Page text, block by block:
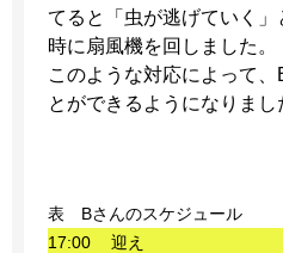
てると「虫が逃げていく
時に扇風機を回しました。
このような対応によって
とができるようになりまし
表 Bさんのスケジュール
17:00
迎え